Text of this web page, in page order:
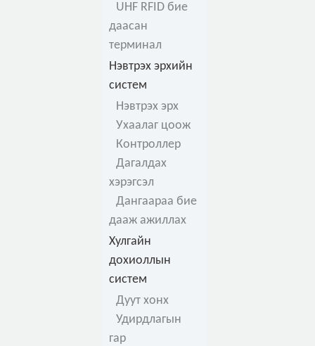
UHF RFID бие
даасан
терминал
Нэвтрэх эрхийн
систем
Нэвтрэх эрх
Ухаалаг цоож
Контроллер
Дагалдах
хэрэгсэл
Дангаараа бие
дааж ажиллах
Хулгайн
дохиоллын
систем
Дуут хонх
Удирдлагын
гар